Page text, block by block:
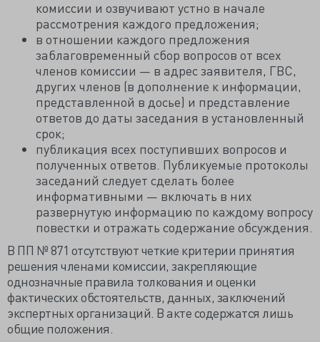
комиссии и озвучивают устно в начале
рассмотрения каждого предложения;
в отношении каждого предложения
заблаговременный сбор вопросов от всех
членов комиссии — в адрес заявителя, ГВС,
других членов (в дополнение к информации,
представленной в досье) и представление
ответов до даты заседания в установленный
срок;
публикация всех поступивших вопросов и
полученных ответов. Публикуемые протоколы
заседаний следует сделать более
информативными — включать в них
развернутую информацию по каждому вопросу
повестки и отражать содержание обсуждения.
В ПП № 871 отсутствуют четкие критерии принятия
решения членами комиссии, закрепляющие
однозначные правила толкования и оценки
фактических обстоятельств, данных, заключений
экспертных организаций. В акте содержатся лишь
общие положения.